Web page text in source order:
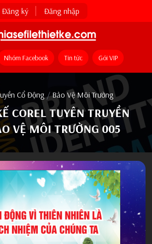
Đăng ký Đăng nhập
Nhóm Facebook Tin tức Gói VIP
Cổ Động / Bảo Vệ Môi Trường
COREL TUYÊN TRUYỀN
VỆ MÔI TRƯỜNG 005